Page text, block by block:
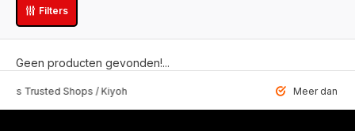
Filters
Geen producten gevonden!...
Shops / Kiyoh Meer dan 6459